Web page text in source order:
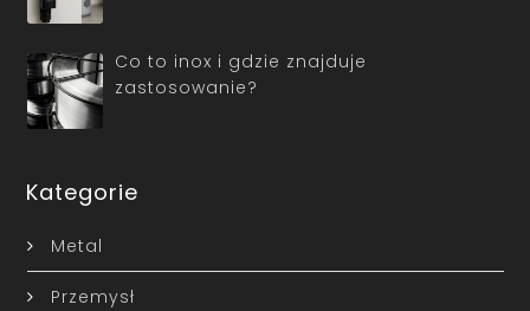
Co to inox i gdzie znajduje
zastosowanie?
Kategorie
Metal
Przemysł